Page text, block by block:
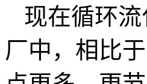
现在循环
厂中，相比